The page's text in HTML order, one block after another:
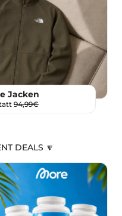
Jacken
94,99€
DEALS 🔽